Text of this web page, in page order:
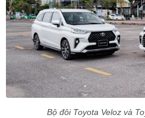
Bộ đôi Toyota Veloz và